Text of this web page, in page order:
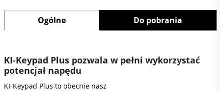
Ogólne Do pobrania
KI-Keypad Plus pozwala w pełni wykorzystać
potencjał napędu
KI-Keypad Plus to obecnie nasz